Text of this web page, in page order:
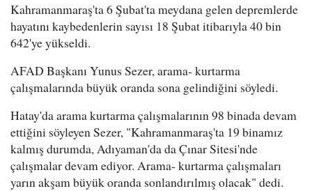
Kahramanmaraş'ta 6 Şubat'ta meydana gelen depremlerde
hayatını kaybedenlerin sayısı 18 Şubat itibarıyla 40 bin
642'ye yükseldi.
AFAD Başkanı Yunus Sezer, arama- kurtarma
çalışmalarında büyük oranda sona gelindiğini söyledi.
Hatay'da arama kurtarma çalışmalarının 98 binada devam
ettiğini söyleyen Sezer, "Kahramanmaraş'ta 19 binamız
kalmış durumda, Adıyaman'da da Çınar Sitesi'nde
çalışmalar devam ediyor. Arama- kurtarma çalışmaları
yarın akşam büyük oranda sonlandırılmış olacak" dedi.